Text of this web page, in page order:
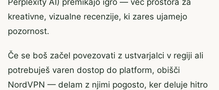
kreativne, vizualne recenzije, ki zares ujamejo
pozornost.
Če se boš začel povezovati z ustvarjalci v regiji ali
potrebuješ varen dostop do platform, obišči
NordVPN — delam z njimi pogosto, ker deluje hitro